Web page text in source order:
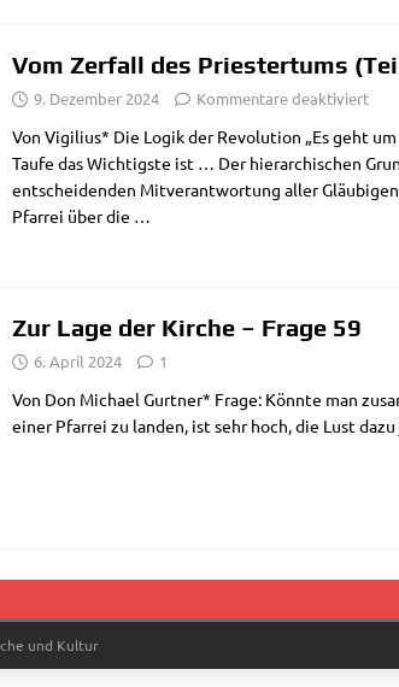
Vom Zerfall des Priestertums
9. Dezember 2024 Kommentare deaktiviert
Von Vigi­li­us* Die Logik der Revo­lu­ti­on „Es geht
Tau­fe das Wich­tig­ste ist … Der hier­ar­chi­schen
ent­schei­den­den Mit­ver­ant­wor­tung aller
Pfar­rei über die …
Zur Lage der Kirche – Frage 59
6. April 2024 1
Von Don Micha­el Gurt­ner* Fra­ge: Könn­te man
einer Pfar­rei zu lan­den, ist sehr hoch, die Lust
und Kultur